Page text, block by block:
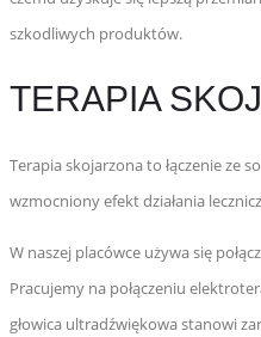
szkodliwych produktów.
TERAPIA
Terapia skojarzona to łączenie ze
wzmocniony efekt działania
W naszej placówce używa się
Pracujemy na połączeniu
głowica ultradźwiękowa stanowi